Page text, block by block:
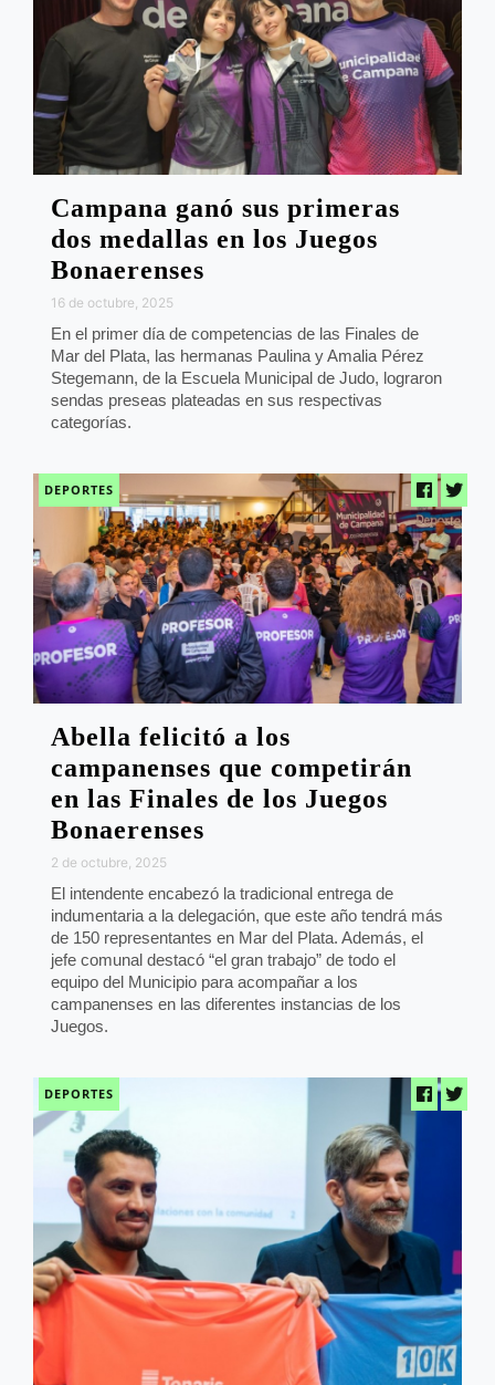
Campana ganó sus primeras
dos medallas en los Juegos
Bonaerenses
16 de octubre, 2025
En el primer día de competencias de las Finales de
Mar del Plata, las hermanas Paulina y Amalia Pérez
Stegemann, de la Escuela Municipal de Judo, lograron
sendas preseas plateadas en sus respectivas
categorías.
DEPORTES
Abella felicitó a los
campanenses que competirán
en las Finales de los Juegos
Bonaerenses
2 de octubre, 2025
El intendente encabezó la tradicional entrega de
indumentaria a la delegación, que este año tendrá más
de 150 representantes en Mar del Plata. Además, el
jefe comunal destacó “el gran trabajo” de todo el
equipo del Municipio para acompañar a los
campanenses en las diferentes instancias de los
Juegos.
DEPORTES